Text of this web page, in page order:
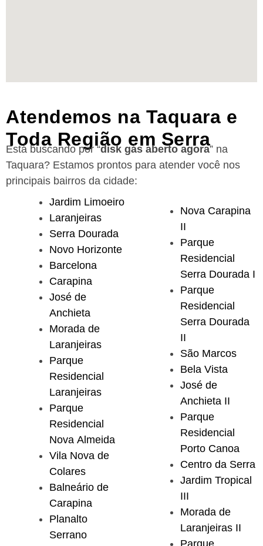
Atendemos na Taquara e
Toda Região em Serra
Está buscando por “disk gás aberto agora” na
Taquara? Estamos prontos para atender você nos
principais bairros da cidade:
Jardim Limoeiro
Laranjeiras
Serra Dourada
Novo Horizonte
Barcelona
Carapina
José de
Anchieta
Morada de
Laranjeiras
Parque
Residencial
Laranjeiras
Parque
Residencial
Nova Almeida
Vila Nova de
Colares
Balneário de
Carapina
Planalto
Serrano
Nova Carapina
II
Parque
Residencial
Serra Dourada I
Parque
Residencial
Serra Dourada
II
São Marcos
Bela Vista
José de
Anchieta II
Parque
Residencial
Porto Canoa
Centro da Serra
Jardim Tropical
III
Morada de
Laranjeiras II